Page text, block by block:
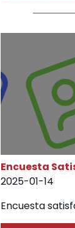
Encuesta
2025-01-14
Encuesta